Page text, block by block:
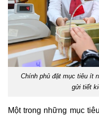
Chính phủ đặt mục tiêu ít
gửi tiết
Một trong những mục